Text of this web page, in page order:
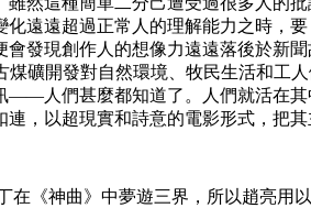
遠遠超過正常人的理解能力之時，
發現創作人的想像力遠遠落後於新
礦開發對自然環境、牧民生活和工
——人們甚麼都知道了。人們就活在
，以超現實和詩意的電影形式，把其
《神曲》中夢遊三界，所以趙亮用